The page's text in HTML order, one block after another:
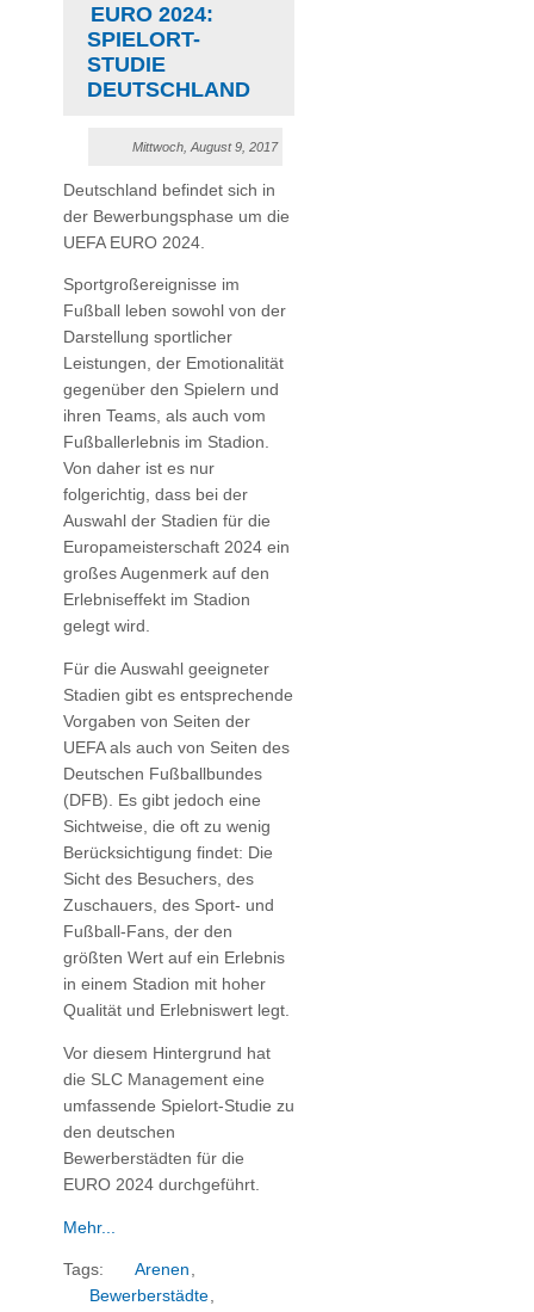
EURO 2024:
SPIELORT-
STUDIE
DEUTSCHLAND
Mittwoch, August 9, 2017
Deutschland befindet sich in
der Bewerbungsphase um die
UEFA EURO 2024.
Sportgroßereignisse im
Fußball leben sowohl von der
Darstellung sportlicher
Leistungen, der Emotionalität
gegenüber den Spielern und
ihren Teams, als auch vom
Fußballerlebnis im Stadion.
Von daher ist es nur
folgerichtig, dass bei der
Auswahl der Stadien für die
Europameisterschaft 2024 ein
großes Augenmerk auf den
Erlebniseffekt im Stadion
gelegt wird.
Für die Auswahl geeigneter
Stadien gibt es entsprechende
Vorgaben von Seiten der
UEFA als auch von Seiten des
Deutschen Fußballbundes
(DFB). Es gibt jedoch eine
Sichtweise, die oft zu wenig
Berücksichtigung findet: Die
Sicht des Besuchers, des
Zuschauers, des Sport- und
Fußball-Fans, der den
größten Wert auf ein Erlebnis
in einem Stadion mit hoher
Qualität und Erlebniswert legt.
Vor diesem Hintergrund hat
die SLC Management eine
umfassende Spielort-Studie zu
den deutschen
Bewerberstädten für die
EURO 2024 durchgeführt.
Mehr...
Tags: Arenen ,
Bewerberstädte,